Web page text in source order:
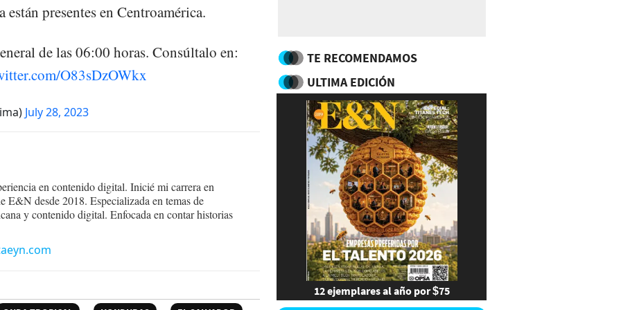
presentes en Centroamérica.
de las 06:00 horas. Consúltalo en:
O83sDzOWkx
July 28, 2023
en contenido digital. Inicié mi carrera en
E&N desde 2018. Especializada en temas de
y contenido digital. Enfocada en contar historias
TE RECOMENDAMOS
ULTIMA EDICIÓN
12 ejemplares al año por $75